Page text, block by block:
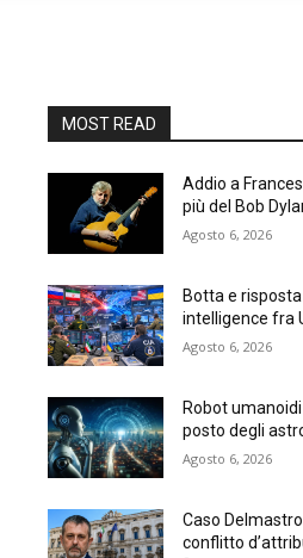
MOST READ
Addio a
più del Bob
Agosto 6, 2026
Botta e
intelligence fra
Agosto 6, 2026
Robot
posto degli
Agosto 6, 2026
Caso
conflitto